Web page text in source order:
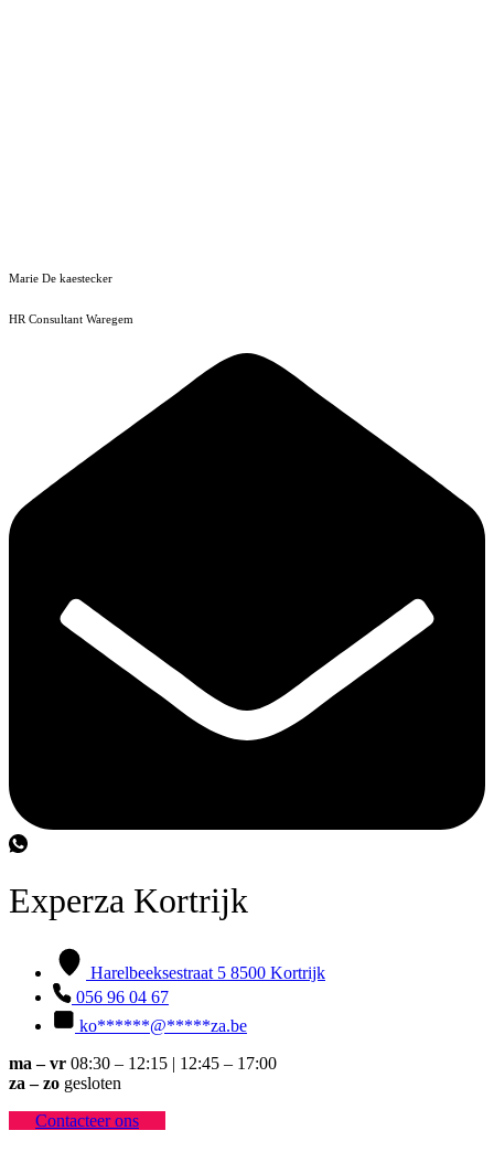
Marie De kaestecker
HR Consultant Waregem
Experza Kortrijk
Harelbeeksestraat 5 8500 Kortrijk
056 96 04 67
ko******@*****za.be
ma – vr 08:30 – 12:15 | 12:45 – 17:00
za – zo gesloten
Contacteer ons